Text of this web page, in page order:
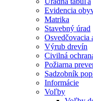
Evidencia
Matrika
Stavebný úrad
Osvedčovacia
Výrub drevín
Civilná
Požiarna
Sadzobník
Informácie
Voľby